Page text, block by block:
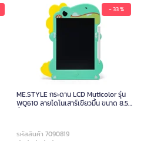
- 33 %
ME.STYLE กระดาน LCD Muticolor รุ่น
WQ610 ลายไดโนเสาร์เขียวมิ้น ขนาด 8.5
รหัสสินค้า 7090819